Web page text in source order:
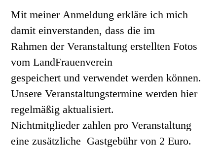
Mit meiner Anmeldung erkläre ich mich
damit einverstanden, dass die im
Rahmen der Veranstaltung erstellten Fotos
vom LandFrauenverein
gespeichert und verwendet werden können.
Unsere Veranstaltungstermine werden hier
regelmäßig aktualisiert.
Nichtmitglieder zahlen pro Veranstaltung
eine zusätzliche Gastgebühr von 2 Euro.